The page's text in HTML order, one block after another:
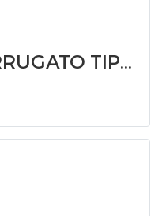
TIPO